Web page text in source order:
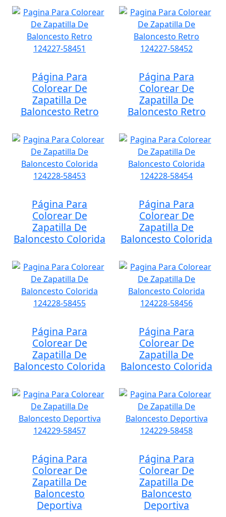
Página Para
Colorear De
Zapatilla De
Baloncesto Retro
Página Para
Colorear De
Zapatilla De
Baloncesto Retro
Página Para
Colorear De
Zapatilla De
Baloncesto Colorida
Página Para
Colorear De
Zapatilla De
Baloncesto Colorida
Página Para
Colorear De
Zapatilla De
Baloncesto Colorida
Página Para
Colorear De
Zapatilla De
Baloncesto Colorida
Página Para
Colorear De
Zapatilla De
Baloncesto
Deportiva
Página Para
Colorear De
Zapatilla De
Baloncesto
Deportiva